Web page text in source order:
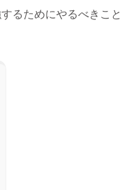
るためにやるべきこと